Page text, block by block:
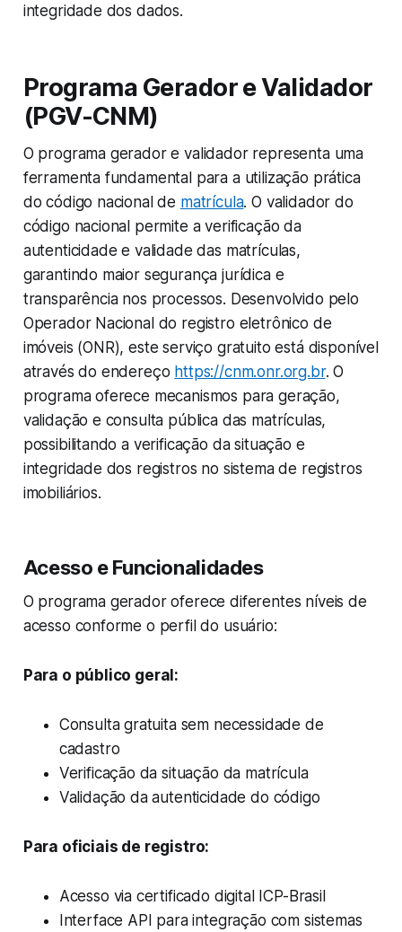
integridade dos dados.
Programa Gerador e Validador
(PGV-CNM)
O programa gerador e validador representa uma
ferramenta fundamental para a utilização prática
do código nacional de matrícula. O validador do
código nacional permite a verificação da
autenticidade e validade das matrículas,
garantindo maior segurança jurídica e
transparência nos processos. Desenvolvido pelo
Operador Nacional do registro eletrônico de
imóveis (ONR), este serviço gratuito está disponível
através do endereço https://cnm.onr.org.br. O
programa oferece mecanismos para geração,
validação e consulta pública das matrículas,
possibilitando a verificação da situação e
integridade dos registros no sistema de registros
imobiliários.
Acesso e Funcionalidades
O programa gerador oferece diferentes níveis de
acesso conforme o perfil do usuário:
Para o público geral:
Consulta gratuita sem necessidade de
cadastro
Verificação da situação da matrícula
Validação da autenticidade do código
Para oficiais de registro:
Acesso via certificado digital ICP-Brasil
Interface API para integração com sistemas